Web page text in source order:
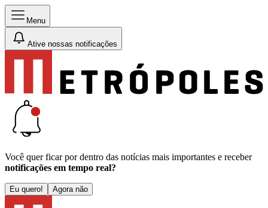
Menu
Ative nossas notificações
Você quer ficar por dentro das notícias mais importantes e receber
notificações em tempo real?
Eu quero! Agora não